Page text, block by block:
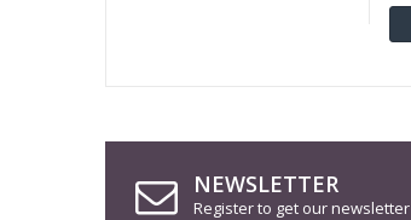
NEWSLETTER
Register to get our newsletter